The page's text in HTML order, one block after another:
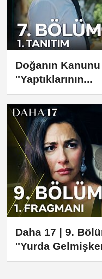
Doğanın
''Yaptıklarının...
Daha 17 | 9.
''Yurda